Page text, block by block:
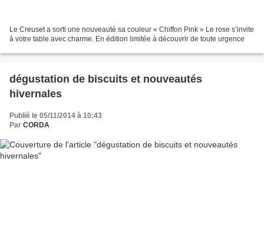
Le Creuset a sorti une nouveauté sa couleur « Chiffon Pink » Le rose s’invite
à votre table avec charme. En édition limitée à découvrir de toute urgence
dégustation de biscuits et nouveautés
hivernales
Publié le 05/11/2014 à 10:43
Par CORDA